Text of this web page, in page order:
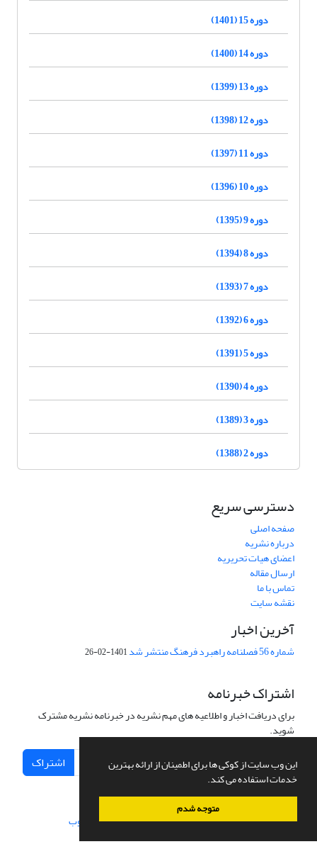
این وب سایت از کوکی ها برای اطمینان از ارائه بهترین
خدمات استفاده می کند.
متوجه شدم
دوره 15 (1401)
دوره 14 (1400)
دوره 13 (1399)
دوره 12 (1398)
دوره 11 (1397)
دوره 10 (1396)
دوره 9 (1395)
دوره 8 (1394)
دوره 7 (1393)
دوره 6 (1392)
دوره 5 (1391)
دوره 4 (1390)
دوره 3 (1389)
دوره 2 (1388)
دسترسی سریع
صفحه اصلی
درباره نشریه
اعضای هیات تحریریه
ارسال مقاله
تماس با ما
نقشه سایت
آخرین اخبار
شماره 56 فصلنامه راهبرد فرهنگ منتشر شد 1401-02-26
اشتراک خبرنامه
برای دریافت اخبار و اطلاعیه های مهم نشریه در خبرنامه نشریه مشترک
شوید.
اشتراک
سامانه مدیریت نشریات علمی.طراحی و پیاده سازی از سیناوب